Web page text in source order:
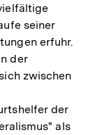
seiner
erfuhr.
der
zwischen
der
als